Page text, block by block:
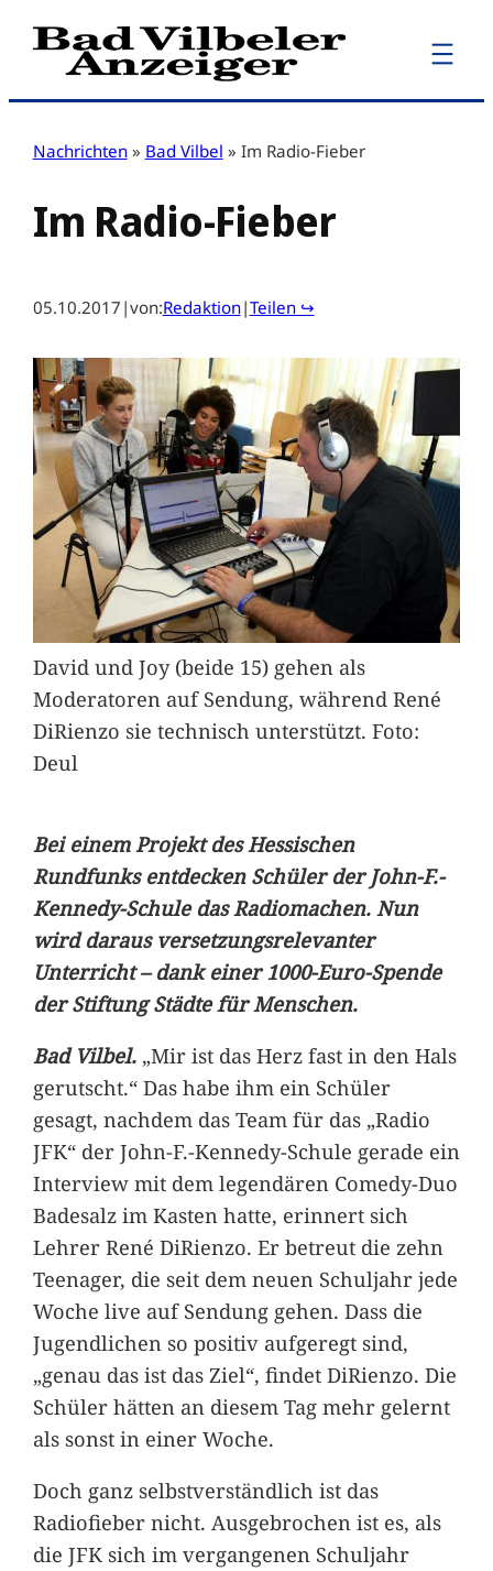
Zum
Inhalt
Nachrichten » Bad Vilbel » Im Radio-Fieber
Im Radio-Fieber
05.10.2017 |von:Redaktion|Teilen ↪
David und Joy (beide 15) gehen als
Moderatoren auf Sendung, während René
DiRienzo sie technisch unterstützt. Foto:
Deul
Bei einem Projekt des Hessischen
Rundfunks entdecken Schüler der John-F.-
Kennedy-Schule das Radiomachen. Nun
wird daraus versetzungsrelevanter
Unterricht – dank einer 1000-Euro-Spende
der Stiftung Städte für Menschen.
Bad Vilbel. „Mir ist das Herz fast in den Hals
gerutscht.“ Das habe ihm ein Schüler
gesagt, nachdem das Team für das „Radio
JFK“ der John-F.-Kennedy-Schule gerade ein
Interview mit dem legendären Comedy-Duo
Badesalz im Kasten hatte, erinnert sich
Lehrer René DiRienzo. Er betreut die zehn
Teenager, die seit dem neuen Schuljahr jede
Woche live auf Sendung gehen. Dass die
Jugendlichen so positiv aufgeregt sind,
„genau das ist das Ziel“, findet DiRienzo. Die
Schüler hätten an diesem Tag mehr gelernt
als sonst in einer Woche.
Doch ganz selbstverständlich ist das
Radiofieber nicht. Ausgebrochen ist es, als
die JFK sich im vergangenen Schuljahr